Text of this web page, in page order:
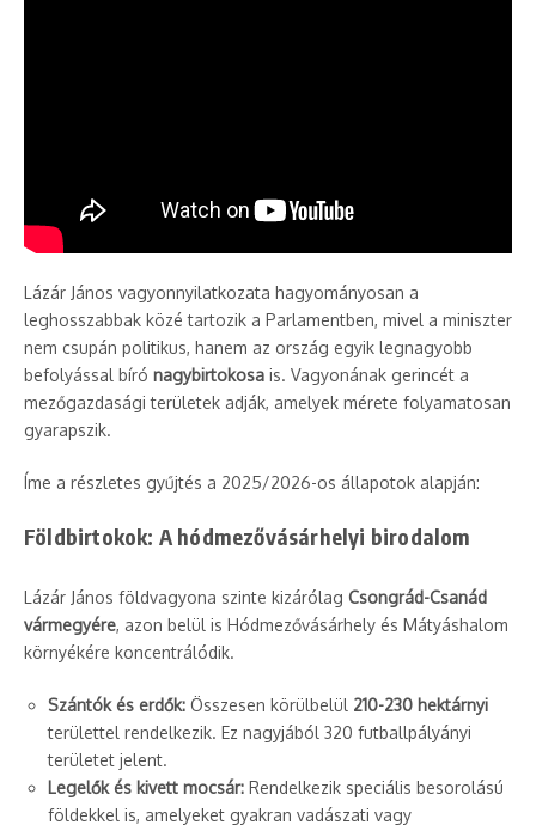
Lázár János vagyonnyilatkozata hagyományosan a
leghosszabbak közé tartozik a Parlamentben, mivel a miniszter
nem csupán politikus, hanem az ország egyik legnagyobb
befolyással bíró nagybirtokosa is. Vagyonának gerincét a
mezőgazdasági területek adják, amelyek mérete folyamatosan
gyarapszik.
Íme a részletes gyűjtés a 2025/2026-os állapotok alapján:
Földbirtokok: A hódmezővásárhelyi birodalom
Lázár János földvagyona szinte kizárólag Csongrád-Csanád
vármegyére, azon belül is Hódmezővásárhely és Mátyáshalom
környékére koncentrálódik.
Szántók és erdők: Összesen körülbelül 210-230 hektárnyi
területtel rendelkezik. Ez nagyjából 320 futballpályányi
területet jelent.
Legelők és kivett mocsár: Rendelkezik speciális besorolású
földekkel is, amelyeket gyakran vadászati vagy